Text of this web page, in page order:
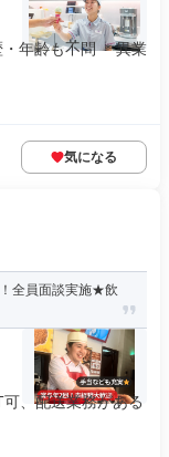
年齢も不問 ＊異業
気になる
全員面談実施★飲
、配送業務がある